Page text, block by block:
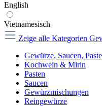
English
Vietnamesisch
Zeige alle Kategorien
Gewürze, Saucen,
Kochwein & Mirin
Pasten
Saucen
Gewürzmischungen
Reingewürze